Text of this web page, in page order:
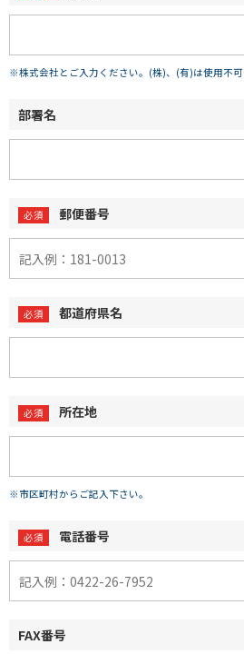
※株式会社とご入力ください。(株)、(有)は使用不可
部署名
郵便番号
都道府県名
所在地
※市区町村からご記入下さい。
電話番号
FAX番号